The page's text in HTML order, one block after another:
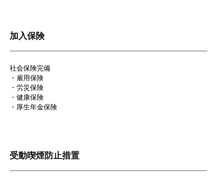
加入保険
社会保険完備
・雇用保険
・労災保険
・健康保険
・厚生年金保険
受動喫煙防止措置